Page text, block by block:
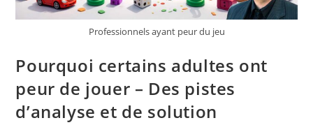
Professionnels ayant peur du jeu
Pourquoi certains adultes ont
peur de jouer – Des pistes
d’analyse et de solution